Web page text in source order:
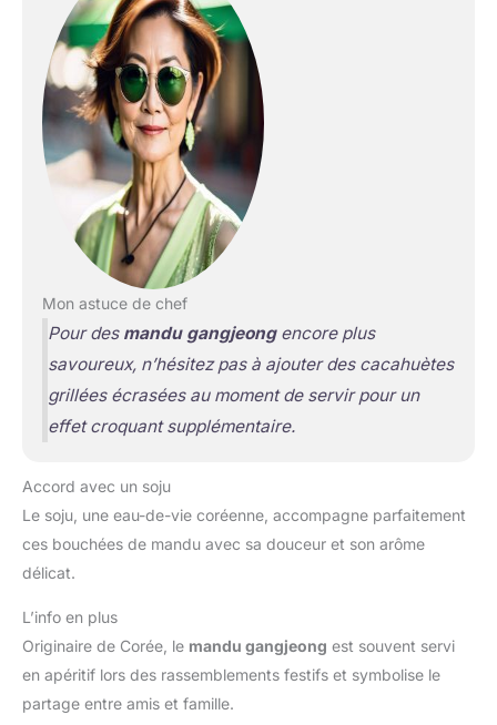
Mon astuce de chef
Pour des mandu gangjeongencore plus
savoureux, n’hésitez pas à ajouter des cacahuètes
grillées écrasées au moment de servir pour un
effet croquant supplémentaire.
Accord avec un soju
Le soju, une eau-de-vie coréenne, accompagne parfaitement
ces bouchées de mandu avec sa douceur et son arôme
délicat.
L’info en plus
Originaire de Corée, le mandu gangjeong est souvent servi
en apéritif lors des rassemblements festifs et symbolise le
partage entre amis et famille.